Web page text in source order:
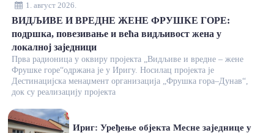
1. август 2026.
ВИДЉИВЕ И ВРЕДНЕ ЖЕНЕ ФРУШКЕ ГОРЕ:
подршка, повезивање и већа видљивост жена у
локалној заједници
Прва радионица у оквиру пројекта „Видљиве и вредне – жене
Фрушке горе“одржана је у Иригу. Носилац пројекта је
Дестинацијска менаџмент организација „Фрушка гора–Дунав“,
док су реализацију пројекта
Ириг: Уређење објекта Месне заједнице у